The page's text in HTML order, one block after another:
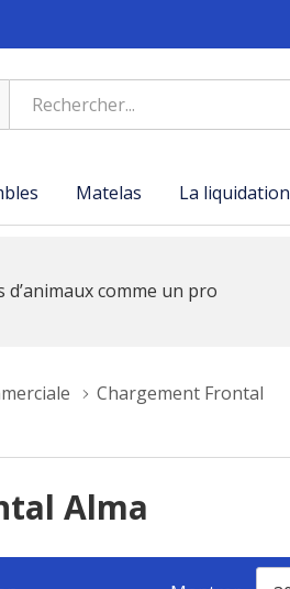
Matelas La liquidation
comme un pro
Chargement Frontal
Alma